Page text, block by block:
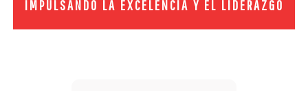
IMPULSANDO LA EXCELENCIA Y EL LIDERAZGO